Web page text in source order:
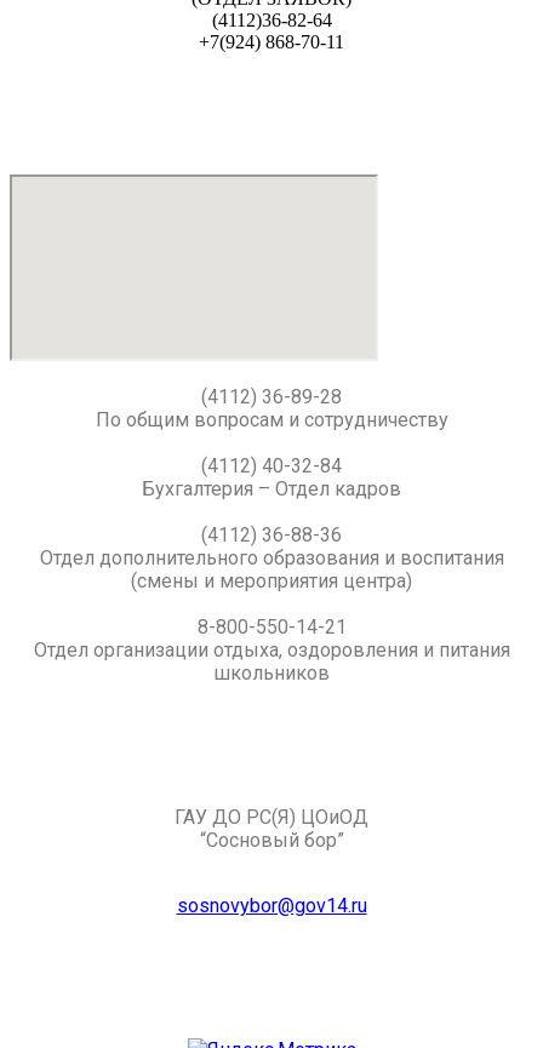
(4112)36-82-64
+7(924) 868-70-11
(4112) 36-89-28
По общим вопросам и сотрудничеству
(4112) 40-32-84
Бухгалтерия – Отдел кадров
(4112) 36-88-36
Отдел дополнительного образования и воспитания
(смены и мероприятия центра)
8-800-550-14-21
Отдел организации отдыха, оздоровления и питания
школьников
ГАУ ДО РС(Я) ЦОиОД
“Сосновый бор”
sosnovybor@gov14.ru